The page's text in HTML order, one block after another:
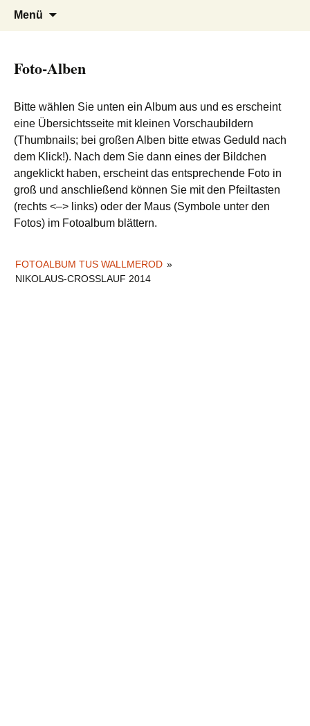
TuS 1894 e.V. Wallmerod
Menü
Foto-Alben
Bitte wählen Sie unten ein Album aus und es erscheint
eine Übersichtsseite mit kleinen Vorschaubildern
(Thumbnails; bei großen Alben bitte etwas Geduld nach
dem Klick!). Nach dem Sie dann eines der Bildchen
angeklickt haben, erscheint das entsprechende Foto in
groß und anschließend können Sie mit den Pfeiltasten
(rechts <–> links) oder der Maus (Symbole unter den
Fotos) im Fotoalbum blättern.
FOTOALBUM TUS WALLMEROD »
NIKOLAUS-CROSSLAUF 2014